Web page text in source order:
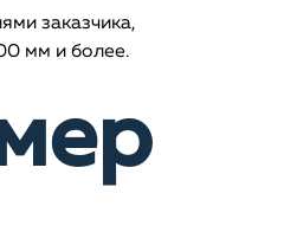
заказчика,
мм и более.